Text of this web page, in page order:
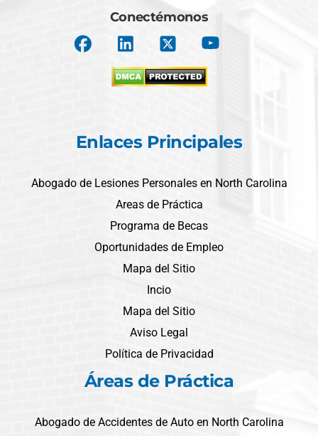
Conectémonos
Enlaces Principales
Abogado de Lesiones Personales en North Carolina
Areas de Práctica
Programa de Becas
Oportunidades de Empleo
Mapa del Sitio
Incio
Mapa del Sitio
Aviso Legal
Política de Privacidad
Áreas de Práctica
Abogado de Accidentes de Auto en North Carolina